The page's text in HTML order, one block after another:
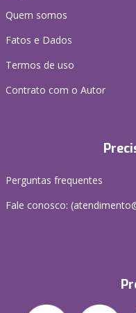
Quem somos
Fatos e Dados
Termos de uso
Contrato com o Autor
Perguntas frequentes
Fale conosco: